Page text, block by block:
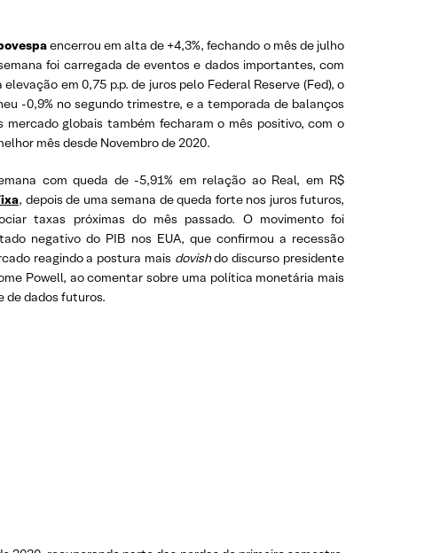
encerrou em alta de +4,3%, fechando o mês de julho
foi carregada de eventos e dados importantes, com
em 0,75 p.p. de juros pelo Federal Reserve (Fed), o
-0,9% no segundo trimestre, e a temporada de balanços
mercado globais também fecharam o mês positivo, com o
mês desde Novembro de 2020.
com queda de -5,91% em relação ao Real, em R$
, depois de uma semana de queda forte nos juros futuros,
taxas próximas do mês passado. O movimento foi
negativo do PIB nos EUA, que confirmou a recessão
reagindo a postura mais dovishdo discurso presidente
Powell, ao comentar sobre uma política monetária mais
de dados futuros.